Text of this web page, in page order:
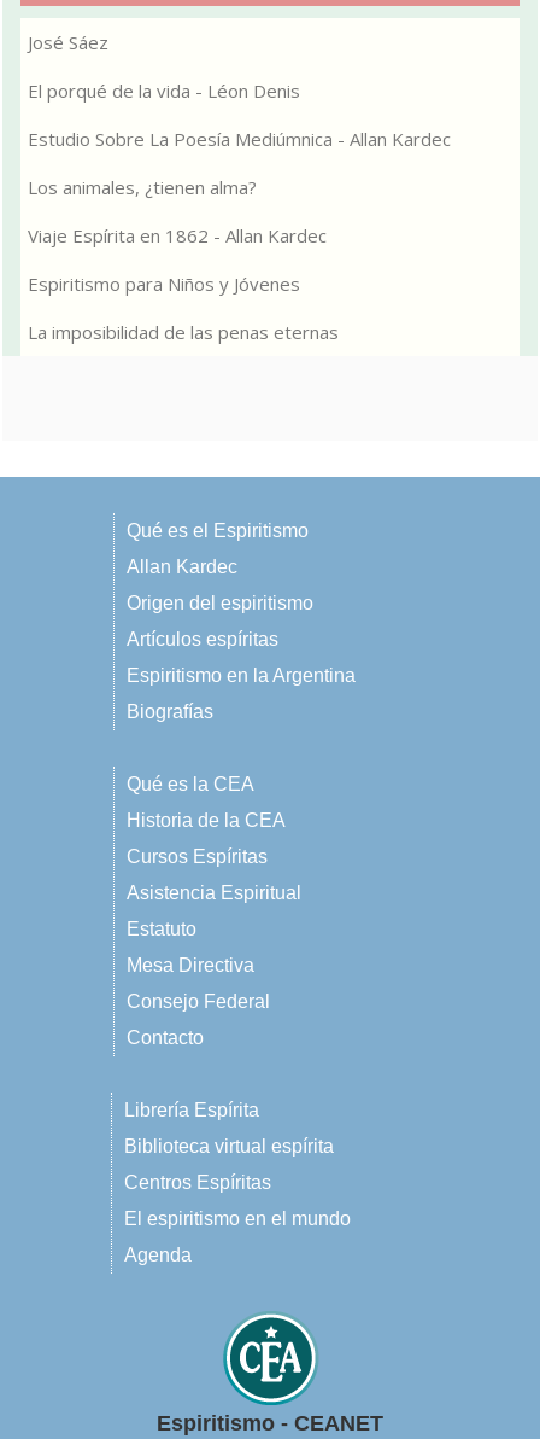
José Sáez
El porqué de la vida - Léon Denis
Estudio Sobre La Poesía Mediúmnica - Allan Kardec
Los animales, ¿tienen alma?
Viaje Espírita en 1862 - Allan Kardec
Espiritismo para Niños y Jóvenes
La imposibilidad de las penas eternas
Qué es el Espiritismo
Allan Kardec
Origen del espiritismo
Artículos espíritas
Espiritismo en la Argentina
Biografías
Qué es la CEA
Historia de la CEA
Cursos Espíritas
Asistencia Espiritual
Estatuto
Mesa Directiva
Consejo Federal
Contacto
Librería Espírita
Biblioteca virtual espírita
Centros Espíritas
El espiritismo en el mundo
Agenda
Espiritismo - CEANET